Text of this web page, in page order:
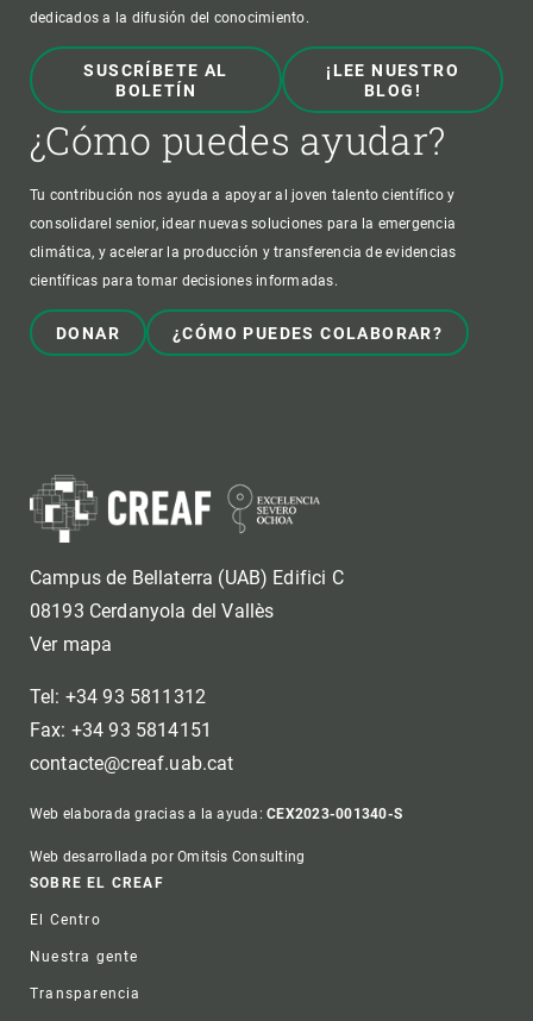
dedicados a la difusión del conocimiento.
SUSCRÍBETE AL
BOLETÍN
¡LEE NUESTRO
BLOG!
¿Cómo puedes ayudar?
Tu contribución nos ayuda a apoyar al joven talento científico y
consolidarel senior, idear nuevas soluciones para la emergencia
climática, y acelerar la producción y transferencia de evidencias
científicas para tomar decisiones informadas.
DONAR ¿CÓMO PUEDES COLABORAR?
Campus de Bellaterra (UAB) Edifici C
08193 Cerdanyola del Vallès
Ver mapa
Tel: +34 93 5811312
Fax: +34 93 5814151
contacte@creaf.uab.cat
Web elaborada gracias a la ayuda:CEX2023-001340-S
Web desarrollada por Omitsis Consulting
Footer
SOBRE EL CREAF
El Centro
Nuestra gente
Transparencia